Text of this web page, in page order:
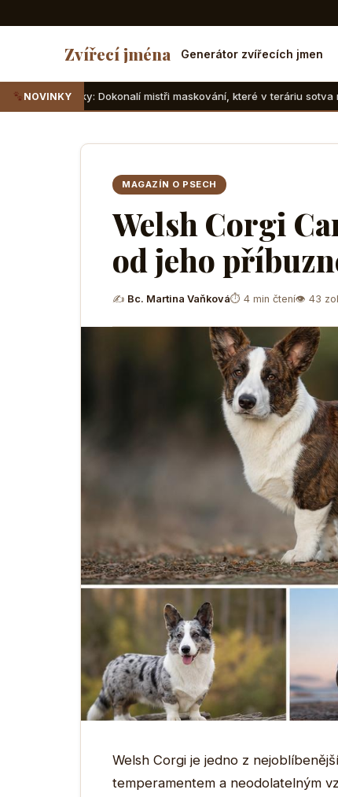
Zvířecí jména Generátor zvířecích jmen
NOVINKY
mistři maskování, které v teráriu sotva najdete
MAGAZÍN O PSECH
Welsh Corgi
od jeho
✍ Bc. Martina Vaňková⏱ 4 min čtení👁 43
Welsh Corgi je jedno z
temperamentem a neodolatelným